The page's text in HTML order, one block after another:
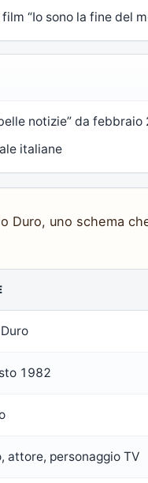
“Io sono la fine del
notizie” da febbraio
italiane
Duro, uno schema
1982
attore, personaggio TV